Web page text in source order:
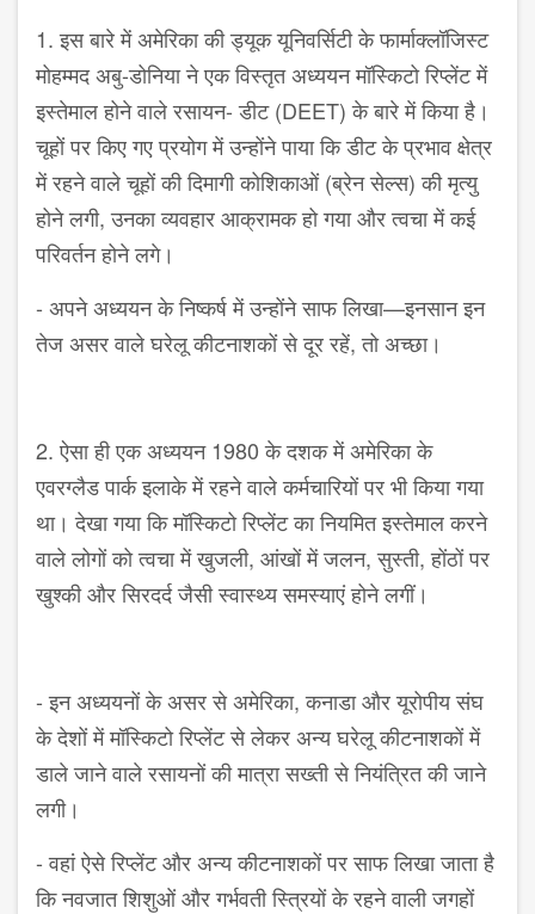
1. इस बारे में अमेरिका की ड्यूक यूनिवर्सिटी के फार्माक्लॉजिस्ट
मोहम्मद अबु-डोनिया ने एक विस्तृत अध्ययन मॉस्किटो रिप्लेंट में
इस्तेमाल होने वाले रसायन- डीट (DEET) के बारे में किया है।
चूहों पर किए गए प्रयोग में उन्होंने पाया कि डीट के प्रभाव क्षेत्र
में रहने वाले चूहों की दिमागी कोशिकाओं (ब्रेन सेल्स) की मृत्यु
होने लगी, उनका व्यवहार आक्रामक हो गया और त्वचा में कई
परिवर्तन होने लगे।
- अपने अध्ययन के निष्कर्ष में उन्होंने साफ लिखा—इनसान इन
तेज असर वाले घरेलू कीटनाशकों से दूर रहें, तो अच्छा।
2. ऐसा ही एक अध्ययन 1980 के दशक में अमेरिका के
एवरग्लैड पार्क इलाके में रहने वाले कर्मचारियों पर भी किया गया
था। देखा गया कि मॉस्किटो रिप्लेंट का नियमित इस्तेमाल करने
वाले लोगों को त्वचा में खुजली, आंखों में जलन, सुस्ती, होंठों पर
खुश्की और सिरदर्द जैसी स्वास्थ्य समस्याएं होने लगीं।
- इन अध्ययनों के असर से अमेरिका, कनाडा और यूरोपीय संघ
के देशों में मॉस्किटो रिप्लेंट से लेकर अन्य घरेलू कीटनाशकों में
डाले जाने वाले रसायनों की मात्रा सख्ती से नियंत्रित की जाने
लगी।
- वहां ऐसे रिप्लेंट और अन्य कीटनाशकों पर साफ लिखा जाता है
कि नवजात शिशुओं और गर्भवती स्त्रियों के रहने वाली जगहों